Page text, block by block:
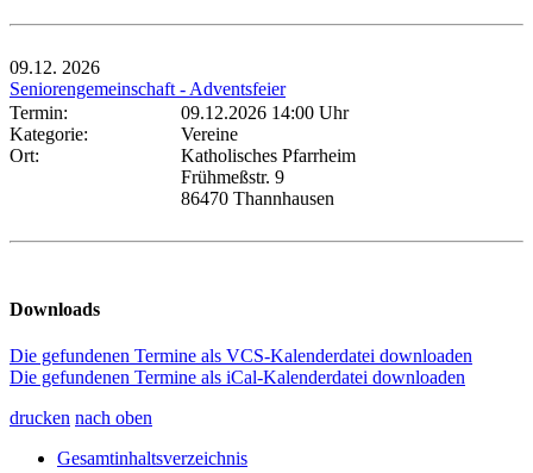
09.12. 2026
Seniorengemeinschaft - Adventsfeier
Termin:
09.12.2026 14:00 Uhr
Kategorie:
Vereine
Ort:
Katholisches Pfarrheim
Frühmeßstr. 9
86470 Thannhausen
Downloads
Die gefundenen Termine als VCS-Kalenderdatei downloaden
Die gefundenen Termine als iCal-Kalenderdatei downloaden
drucken nach oben
Gesamtinhaltsverzeichnis